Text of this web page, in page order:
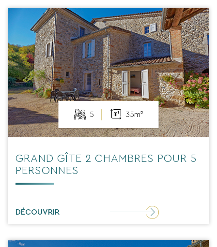
5 35m²
GRAND GÎTE 2 CHAMBRES POUR 5
PERSONNES
DÉCOUVRIR